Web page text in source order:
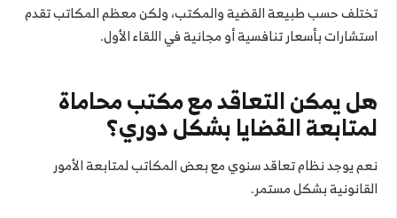
تختلف حسب طبيعة القضية والمكتب، ولكن معظم المكاتب تقدم
استشارات بأسعار تنافسية أو مجانية في اللقاء الأول.
هل يمكن التعاقد مع مكتب محاماة
لمتابعة القضايا بشكل دوري؟
نعم يوجد نظام تعاقد سنوي مع بعض المكاتب لمتابعة الأمور
القانونية بشكل مستمر.